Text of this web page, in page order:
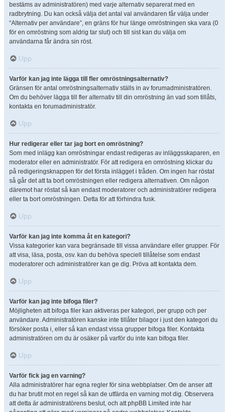
bestäms av administratören) med varje alternativ separerat med en
radbrytning. Du kan också välja det antal val användaren får välja under
“Alternativ per användare”, en gräns för hur länge omröstningen ska vara (0
för en omröstning som aldrig tar slut) och till sist kan du välja om
användarna får ändra sin röst.
Upp
Varför kan jag inte lägga till fler omröstningsalternativ?
Gränsen för antal omröstningsalternativ ställs in av forumadministratören.
Om du behöver lägga till fler alternativ till din omröstning än vad som tillåts,
kontakta en forumadministratör.
Upp
Hur redigerar eller tar jag bort en omröstning?
Som med inlägg kan omröstningar endast redigeras av inläggsskaparen, en
moderator eller en administratör. För att redigera en omröstning klickar du
på redigeringsknappen för det första inlägget i tråden. Om ingen har röstat
så går det att ta bort omröstningen eller redigera alternativen. Om någon
däremot har röstat så kan endast moderatorer och administratörer redigera
eller ta bort omröstningen. Detta för att förhindra fusk.
Upp
Varför kan jag inte komma åt en kategori?
Vissa kategorier kan vara begränsade till vissa användare eller grupper. För
att visa, läsa, posta, osv. kan du behöva speciell tillåtelse som endast
moderatorer och administratörer kan ge dig. Pröva att kontakta dem.
Upp
Varför kan jag inte bifoga filer?
Möjligheten att bifoga filer kan aktiveras per kategori, per grupp och per
användare. Administratören kanske inte tillåter bilagor i just den kategori du
försöker posta i, eller så kan endast vissa grupper bifoga filer. Kontakta
administratören om du är osäker på varför du inte kan bifoga filer.
Upp
Varför fick jag en varning?
Alla administratörer har egna regler för sina webbplatser. Om de anser att
du har brutit mot en regel så kan de utfärda en varning mot dig. Observera
att detta är administratörens beslut, och att phpBB Limited inte har